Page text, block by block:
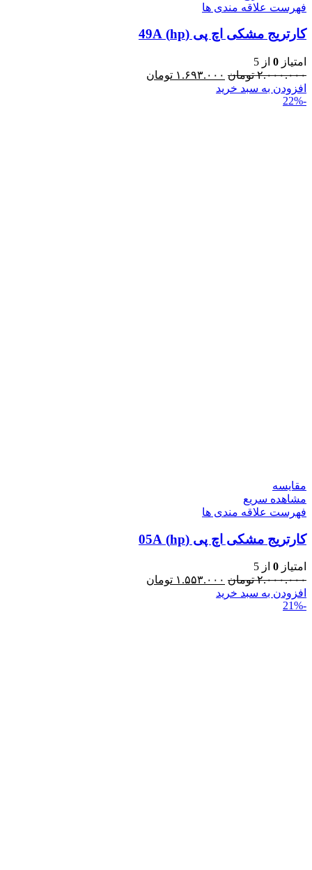
فهرست علاقه مندی ها
کارتریج مشکی اچ پی (hp) 49A
امتیاز 0 از 5
۲.۰۰۰.۰۰۰ تومان ۱.۶۹۳.۰۰۰ تومان
افزودن به سبد خرید
-22%
مقایسه
مشاهده سریع
فهرست علاقه مندی ها
کارتریج مشکی اچ پی (hp) 05A
امتیاز 0 از 5
۲.۰۰۰.۰۰۰ تومان ۱.۵۵۳.۰۰۰ تومان
افزودن به سبد خرید
-21%